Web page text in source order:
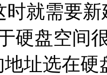
就需要
硬盘空间
地址选在